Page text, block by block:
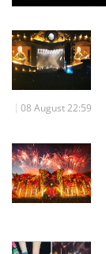
08 August 22:59